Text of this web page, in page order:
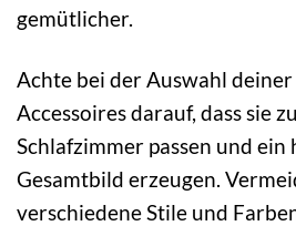
gemütlicher.
Achte bei der Auswahl
Accessoires darauf, dass sie
Schlafzimmer passen und ein
Gesamtbild erzeugen.
verschiedene Stile und